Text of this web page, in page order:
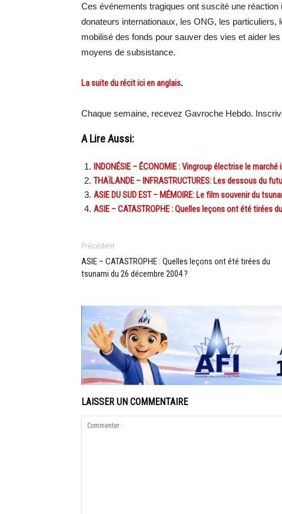
Ces événements tragiques ont suscité une
donateurs internationaux, les ONG, les
mobilisé des fonds pour sauver des vies et aider
moyens de subsistance.
La suite du récit ici en anglais.
Chaque semaine, recevez Gavroche Hebdo.
A Lire Aussi:
INDONÉSIE – ÉCONOMIE : Vingroup électrise le
THAÏLANDE – INFRASTRUCTURES: Les dessous du
ASIE DU SUD EST – MÉMOIRE: Le film souvenir du
ASIE – CATASTROPHE : Quelles leçons ont été tirées
Précédent
ASIE – CATASTROPHE : Quelles leçons ont été tirées du
tsunami du 26 décembre 2004 ?
LAISSER UN COMMENTAIRE